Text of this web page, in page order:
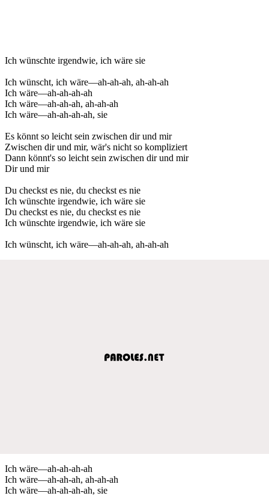
Ich wünschte irgendwie, ich wäre sie
Ich wünscht, ich wäre—ah-ah-ah, ah-ah-ah
Ich wäre—ah-ah-ah-ah
Ich wäre—ah-ah-ah, ah-ah-ah
Ich wäre—ah-ah-ah-ah, sie
Es könnt so leicht sein zwischen dir und mir
Zwischen dir und mir, wär's nicht so kompliziert
Dann könnt's so leicht sein zwischen dir und mir
Dir und mir
Du checkst es nie, du checkst es nie
Ich wünschte irgendwie, ich wäre sie
Du checkst es nie, du checkst es nie
Ich wünschte irgendwie, ich wäre sie
Ich wünscht, ich wäre—ah-ah-ah, ah-ah-ah
Ich wäre—ah-ah-ah-ah
Ich wäre—ah-ah-ah, ah-ah-ah
Ich wäre—ah-ah-ah-ah, sie